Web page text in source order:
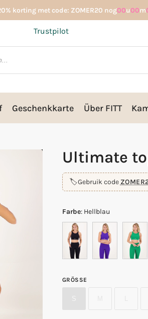
korting met code: ZOMER20 nog00u00m
Trustpilot
Geschenkkarte Über FITT
Ultimate
🏷️Gebruik code
Farbe: Hellblau
GRÖSSE
S